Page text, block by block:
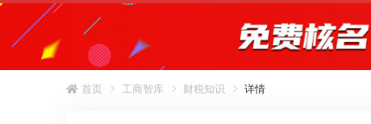
首页 工商智库 财税知识 详情